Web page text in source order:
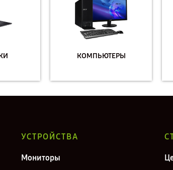
КОМПЬЮТЕРЫ
УСТРОЙСТВА
Мониторы